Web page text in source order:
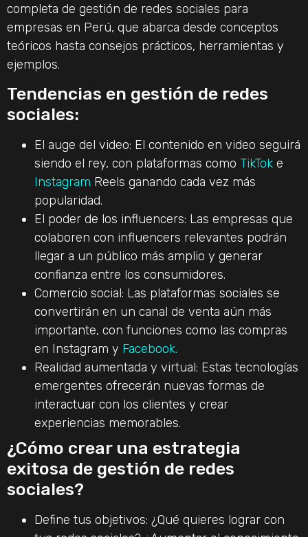
completa de gestión de redes sociales para
empresas en Perú, que abarca desde conceptos
teóricos hasta consejos prácticos, herramientas y
ejemplos.
Tendencias en gestión de redes
sociales:
El auge del video: El contenido en video seguirá
siendo el rey, con plataformas como TikTok e
Instagram Reels ganando cada vez más
popularidad.
El poder de los influencers: Las empresas que
colaboren con influencers relevantes podrán
llegar a un público más amplio y generar
confianza entre los consumidores.
Comercio social: Las plataformas sociales se
convertirán en un canal de venta aún más
importante, con funciones como las compras
en Instagram y Facebook.
Realidad aumentada y virtual: Estas tecnologías
emergentes ofrecerán nuevas formas de
interactuar con los clientes y crear
experiencias memorables.
¿Cómo crear una estrategia
exitosa de gestión de redes
sociales?
Define tus objetivos: ¿Qué quieres lograr con